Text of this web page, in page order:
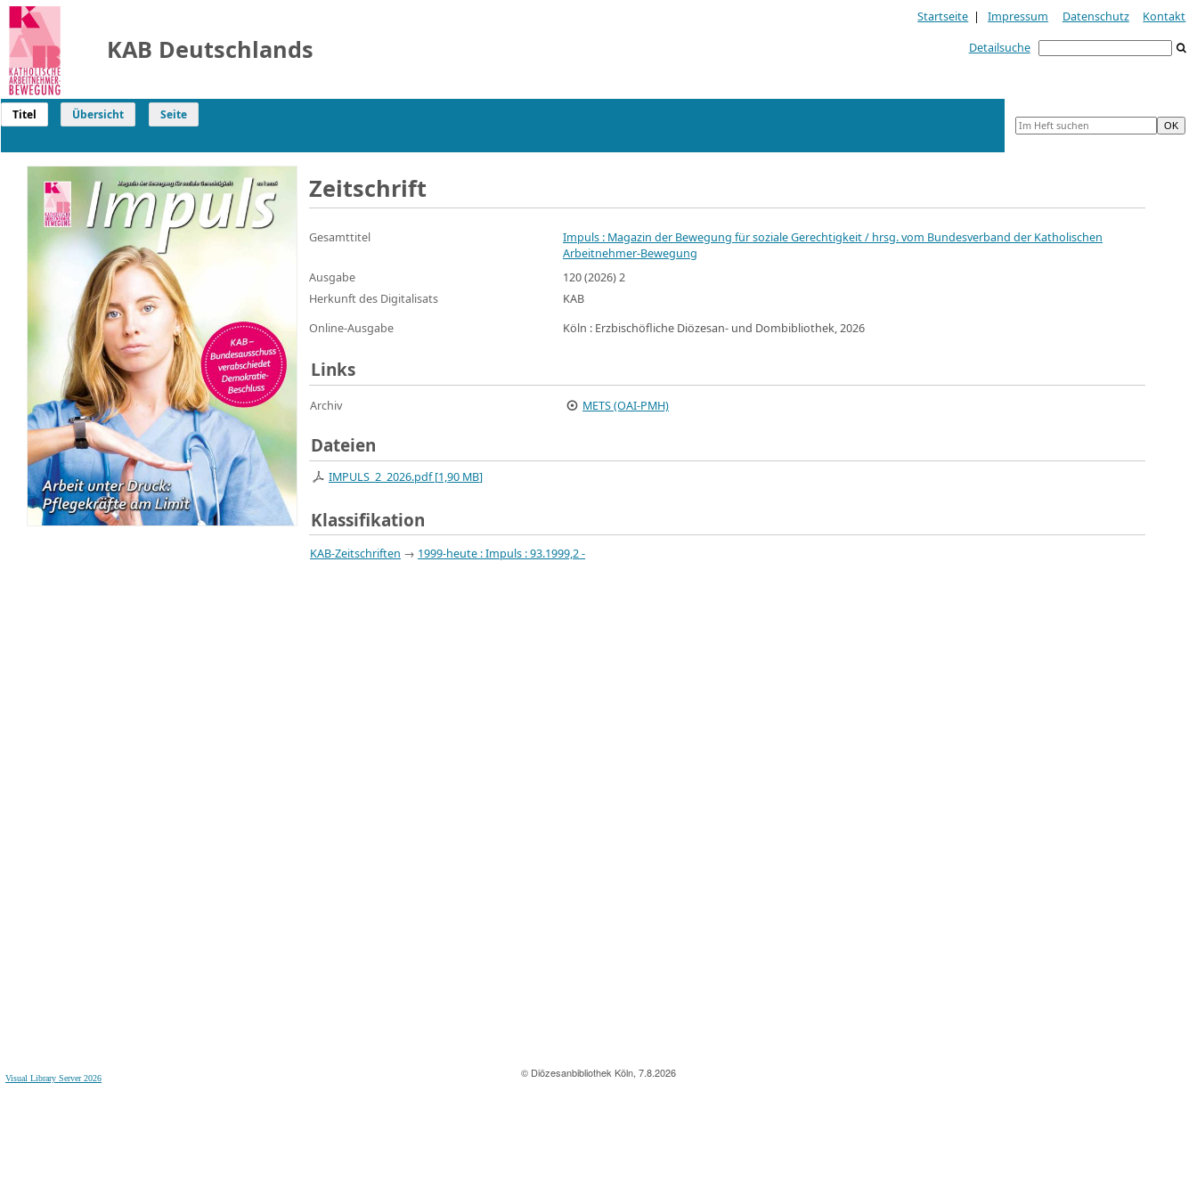
© Diözesanbibliothek Köln, 7.8.2026
Visual Library Server 2026
KAB Deutschlands
Startseite | Impressum Datenschutz
Kontakt
Detailsuche
Titel Übersicht Seite
Zeitschrift
Gesamttitel
Impuls : Magazin der Bewegung für soziale Gerechtigkeit / hrsg. vom Bundesverband der Katholischen
Arbeitnehmer-Bewegung
Ausgabe
120 (2026) 2
Herkunft des Digitalisats
KAB
Online-Ausgabe
Köln : Erzbischöfliche Diözesan- und Dombibliothek, 2026
Links
Archiv METS (OAI-PMH)
Dateien
IMPULS_2_2026.pdf [1,90 MB]
Klassifikation
KAB-Zeitschriften → 1999-heute : Impuls : 93.1999,2 -